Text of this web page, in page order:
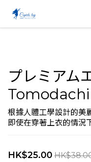
プレミアム
Tomodachi
根據人體工學設計的美
即使在穿著上衣的情況
HK$25.00